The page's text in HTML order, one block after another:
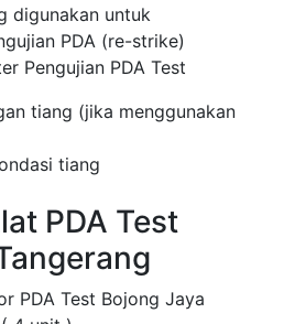
digunakan untuk
PDA (re-strike)
Pengujian PDA Test
tiang (jika menggunakan
tiang
PDA Test
PDA Test Bojong Jaya